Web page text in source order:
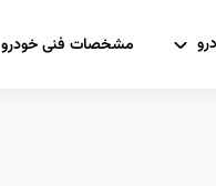
مشخصات فنی خودرو